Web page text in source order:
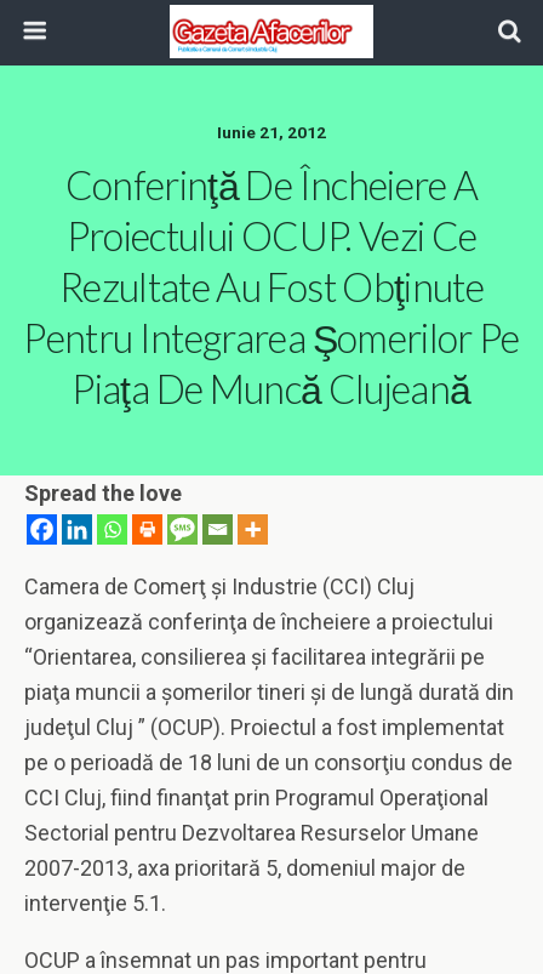
Iunie 21, 2012
Conferinţă De Încheiere A
Proiectului OCUP. Vezi Ce
Rezultate Au Fost Obţinute
Pentru Integrarea Şomerilor Pe
Piaţa De Muncă Clujeană
Spread the love
Camera de Comerţ şi Industrie (CCI) Cluj
organizează conferinţa de încheiere a proiectului
“Orientarea, consilierea şi facilitarea integrării pe
piaţa muncii a şomerilor tineri şi de lungă durată din
judeţul Cluj ” (OCUP). Proiectul a fost implementat
pe o perioadă de 18 luni de un consorţiu condus de
CCI Cluj, fiind finanţat prin Programul Operaţional
Sectorial pentru Dezvoltarea Resurselor Umane
2007-2013, axa prioritară 5, domeniul major de
intervenţie 5.1.
OCUP a însemnat un pas important pentru